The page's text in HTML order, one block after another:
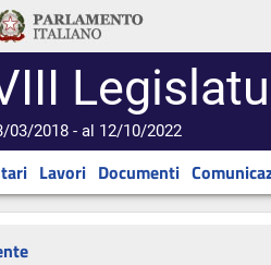
03/2018 - al 12/10/2022
Lavori Documenti